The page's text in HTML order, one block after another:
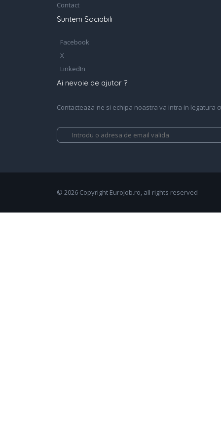
Contact
Suntem Sociabili
Facebook
X
LinkedIn
Ai nevoie de ajutor ?
Contacteaza-ne si echipa noastra va intra in legatura
© 2026 Copyright EuroJob.ro, all rights reserved